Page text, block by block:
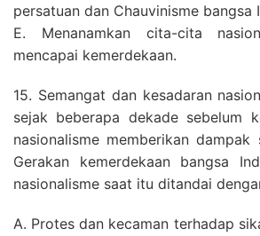
persatuan dan Chauvinisme bangsa
E. Menanamkan cita-cita
mencapai kemerdekaan.
15. Semangat dan kesadaran
sejak beberapa dekade sebelum
nasionalisme memberikan
Gerakan kemerdekaan bangsa
nasionalisme saat itu ditandai
A. Protes dan kecaman terhadap